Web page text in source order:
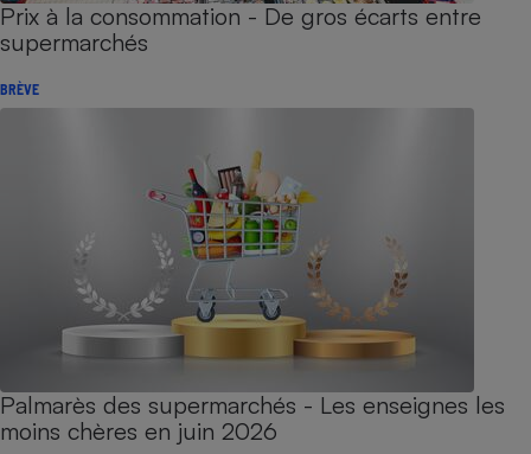
Prix à la consommation - De gros écarts entre
supermarchés
BRÈVE
Palmarès des supermarchés - Les enseignes les
moins chères en juin 2026